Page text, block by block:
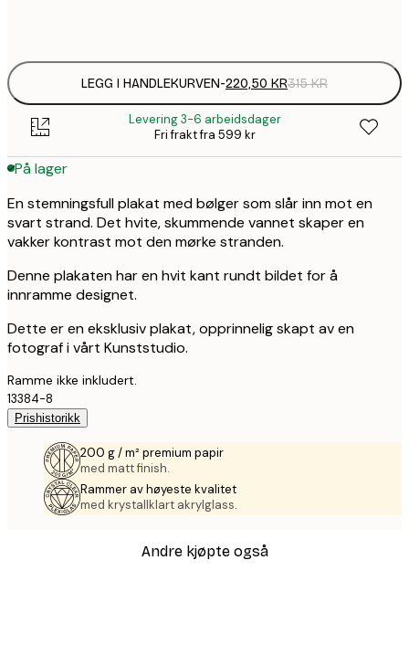
LEGG I HANDLEKURVEN-220,50 KR315 KR
Levering 3-6 arbeidsdager
Fri frakt fra 599 kr
På lager
En stemningsfull plakat med bølger som slår inn mot en
svart strand. Det hvite, skummende vannet skaper en
vakker kontrast mot den mørke stranden.
Denne plakaten har en hvit kant rundt bildet for å
innramme designet.
Dette er en eksklusiv plakat, opprinnelig skapt av en
fotograf i vårt Kunststudio.
Ramme ikke inkludert.
13384-8
Prishistorikk
200 g / m² premium papir
med matt finish.
Rammer av høyeste kvalitet
med krystallklart akrylglass.
Andre kjøpte også